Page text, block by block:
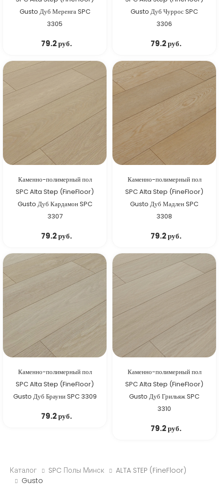
Gusto Дуб Меренга SPC
3305
79.2 руб.
Gusto Дуб Чуррос SPC
3306
79.2 руб.
Каменно-полимерный пол
SPC Alta Step (FineFloor)
Gusto Дуб Кардамон SPC
3307
79.2 руб.
Каменно-полимерный пол
SPC Alta Step (FineFloor)
Gusto Дуб Мадлен SPC
3308
79.2 руб.
Каменно-полимерный пол
SPC Alta Step (FineFloor)
Gusto Дуб Брауни SPC 3309
79.2 руб.
Каменно-полимерный пол
SPC Alta Step (FineFloor)
Gusto Дуб Грильяж SPC
3310
79.2 руб.
Каталог SPC Полы Минск
ALTA STEP (FineFloor)
Gusto